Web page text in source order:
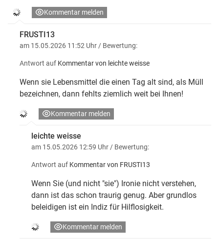
Kommentar melden
FRUSTI13
am 15.05.2026 11:52 Uhr/ Bewertung:
Antwort auf Kommentar von leichte weisse
Wenn sie Lebensmittel die einen Tag alt sind, als Müll
bezeichnen, dann fehlts ziemlich weit bei Ihnen!
Kommentar melden
leichte weisse
am 15.05.2026 12:59 Uhr/ Bewertung:
Antwort auf Kommentar von FRUSTI13
Wenn Sie (und nicht "sie") Ironie nicht verstehen,
dann ist das schon traurig genug. Aber grundlos
beleidigen ist ein Indiz für Hilflosigkeit.
Kommentar melden